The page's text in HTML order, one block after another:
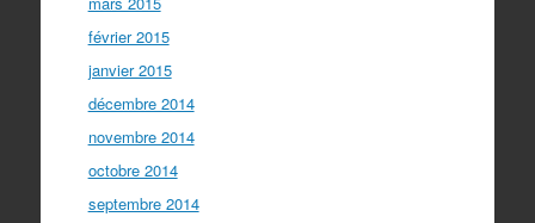
février 2015
janvier 2015
décembre 2014
novembre 2014
octobre 2014
septembre 2014